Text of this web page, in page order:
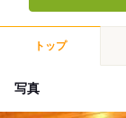
トップ
写真